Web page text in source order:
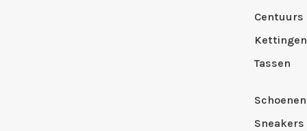
Centuurs
Kettingen
Tassen
Schoenen
Sneakers